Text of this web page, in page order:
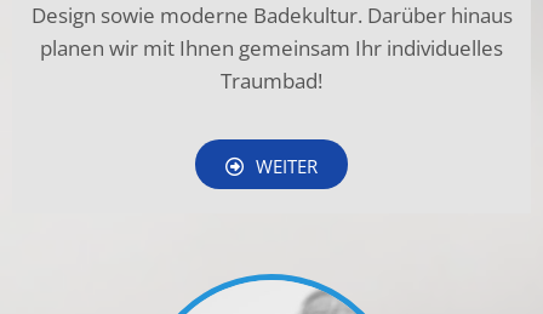
Design sowie moderne Badekultur. Darüber hinaus
planen wir mit Ihnen gemeinsam Ihr individuelles
Traumbad!
WEITER